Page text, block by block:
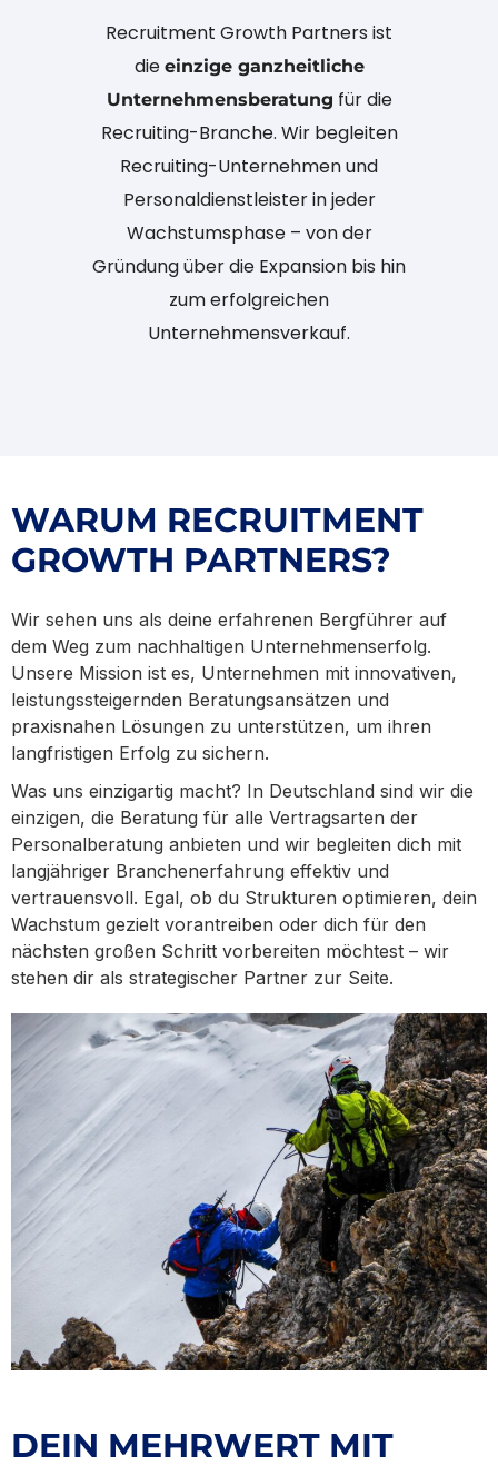
Recruitment Growth Partners ist
die einzige ganzheitliche
Unternehmensberatung für die
Recruiting-Branche. Wir begleiten
Recruiting-Unternehmen und
Personaldienstleister in jeder
Wachstumsphase – von der
Gründung über die Expansion bis hin
zum erfolgreichen
Unternehmensverkauf.
WARUM RECRUITMENT
GROWTH PARTNERS?
Wir sehen uns als deine erfahrenen Bergführer auf
dem Weg zum nachhaltigen Unternehmenserfolg.
Unsere Mission ist es, Unternehmen mit innovativen,
leistungssteigernden Beratungsansätzen und
praxisnahen Lösungen zu unterstützen, um ihren
langfristigen Erfolg zu sichern.
Was uns einzigartig macht? In Deutschland sind wir die
einzigen, die Beratung für alle Vertragsarten der
Personalberatung anbieten und wir begleiten dich mit
langjähriger Branchenerfahrung effektiv und
vertrauensvoll. Egal, ob du Strukturen optimieren, dein
Wachstum gezielt vorantreiben oder dich für den
nächsten großen Schritt vorbereiten möchtest – wir
stehen dir als strategischer Partner zur Seite.
DEIN MEHRWERT MIT